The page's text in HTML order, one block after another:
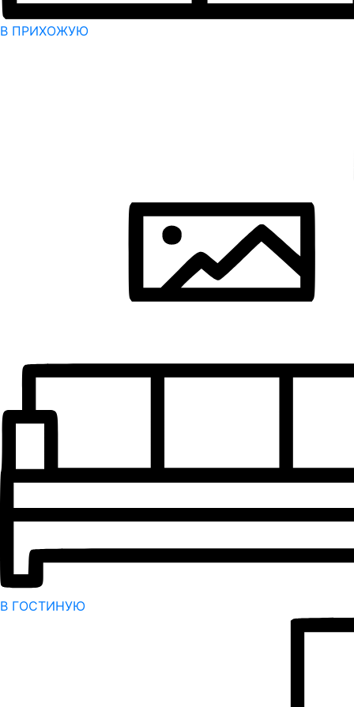
В ПРИХОЖУЮ
В ГОСТИНУЮ